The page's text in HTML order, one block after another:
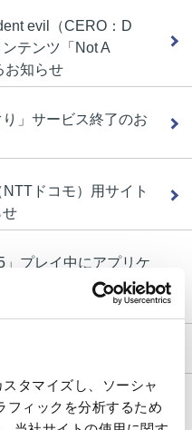
タマイズし、ソーシャ
フィックを分析するため
evil（CERO：D
テンツ「Not A
お知らせ
」サービス終了のお
ドコモ）用サイト
せ
」プレイ中にアプリケ
について（2019年6月7
ージ閉鎖のお知らせ
ロス Nintendo Switch